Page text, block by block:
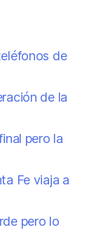
de
de la
pero la
Fe viaja a
pero lo